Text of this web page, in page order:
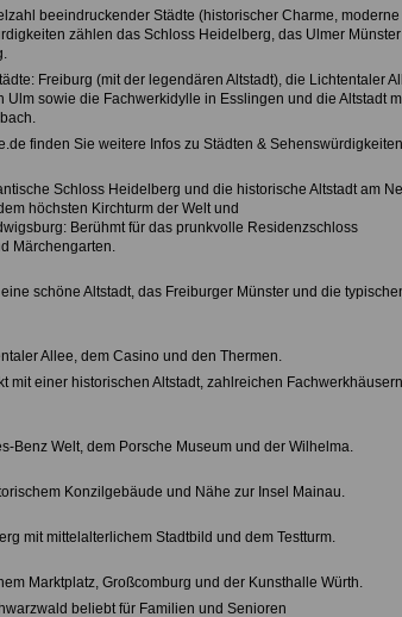
beeindruckender Städte (historischer Charme, moderne
zählen das Schloss Heidelberg, das Ulmer Münster
Freiburg (mit der legendären Altstadt), die Lichtentaler
Ulm sowie die Fachwerkidylle in Esslingen und die Altstadt
finden Sie weitere Infos zu Städten &
Schloss Heidelberg und die historische Altstadt am
höchsten Kirchturm der Welt und
Berühmt für das prunkvolle Residenzschloss
Märchengarten.
schöne Altstadt, das Freiburger Münster und die
Allee, dem Casino und den Thermen.
mit einer historischen Altstadt, zahlreichen
Benz Welt, dem Porsche Museum und der Wilhelma.
Konzilgebäude und Nähe zur Insel Mainau.
mit mittelalterlichem Stadtbild und dem Testturm.
Marktplatz, Großcomburg und der Kunsthalle Würth.
beliebt für Familien und Senioren